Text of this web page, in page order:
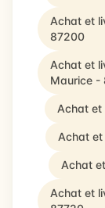
Achat et
87200
Achat et
Maurice -
Achat et
Achat et
Achat
Achat et